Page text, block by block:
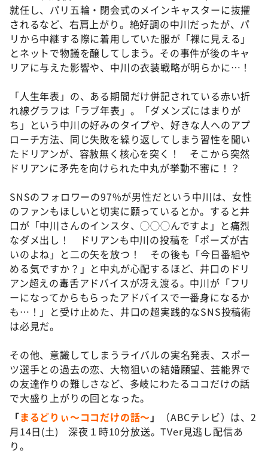
就任し、パリ五輪・閉会式のメインキャスターに抜擢
されるなど、右肩上がり。絶好調の中川だったが、パ
リから中継する際に着用していた服が「裸に見える」
とネットで物議を醸してしまう。その事件が後のキャ
リアに与えた影響や、中川の衣装戦略が明らかに…！
「人生年表」の、ある期間だけ併記されている赤い折
れ線グラフは「ラブ年表」。「ダメンズにはまりが
ち」という中川の好みのタイプや、好きな人へのアプ
ローチ方法、同じ失敗を繰り返してしまう習性を聞い
たドリアンが、容赦無く核心を突く！ そこから突然
ドリアンに矛先を向けられた中丸が挙動不審に！？
SNSのフォロワーの97%が男性だという中川は、女性
のファンもほしいと切実に願っているとか。すると井
口が「中川さんのインスタ、◯◯◯んですよ」と痛烈
なダメ出し！ ドリアンも中川の投稿を「ポーズが古
いのよね」と二の矢を放つ！ その後も「今日番組や
める気ですか？」と中丸が心配するほど、井口のドリ
アン超えの毒舌アドバイスが冴え渡る。中川が「フリ
ーになってからもらったアドバイスで一番身になるか
も…！」と受け止めた、井口の超実践的なSNS投稿術
は必見だ。
その他、意識してしまうライバルの実名発表、スポー
ツ選手との過去の恋、大物狙いの結婚願望、芸能界で
の友達作りの難しさなど、多岐にわたるココだけの話
で大盛り上がりの回となった。
「まるどりぃ〜ココだけの話〜」
（ABCテレビ）は、2
月14日(土) 深夜１時10分放送。TVer見逃し配信あ
り。